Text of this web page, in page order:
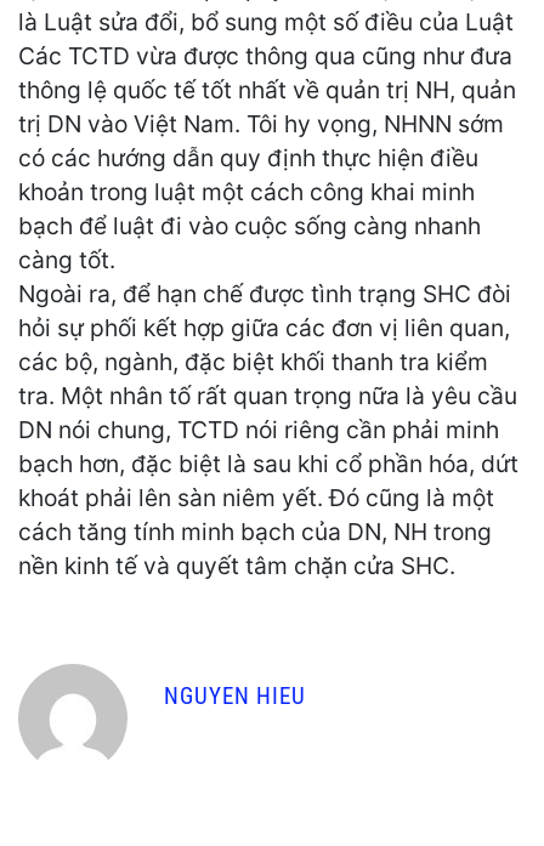
là Luật sửa đổi, bổ sung một số điều của Luật
Các TCTD vừa được thông qua cũng như đưa
thông lệ quốc tế tốt nhất về quản trị NH, quản
trị DN vào Việt Nam. Tôi hy vọng, NHNN sớm
có các hướng dẫn quy định thực hiện điều
khoản trong luật một cách công khai minh
bạch để luật đi vào cuộc sống càng nhanh
càng tốt.
Ngoài ra, để hạn chế được tình trạng SHC đòi
hỏi sự phối kết hợp giữa các đơn vị liên quan,
các bộ, ngành, đặc biệt khối thanh tra kiểm
tra. Một nhân tố rất quan trọng nữa là yêu cầu
DN nói chung, TCTD nói riêng cần phải minh
bạch hơn, đặc biệt là sau khi cổ phần hóa, dứt
khoát phải lên sàn niêm yết. Đó cũng là một
cách tăng tính minh bạch của DN, NH trong
nền kinh tế và quyết tâm chặn cửa SHC.
NGUYEN HIEU